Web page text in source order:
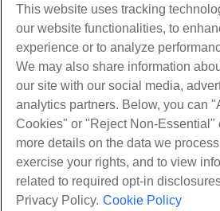
Produtos
Hospedagem na web
Hospedagem Empresarial
Revendedor com etiqueta em branco
Linux gerenciado VPS
Serviços
Migrações de sites
Comunidade
Documentação do Produto
Tutoriais
Companhia
Sobre nós
This website uses tracking
our website functionalities, to
experience or to analyze
We may also share information
our site with our social media,
analytics partners. Below, you can
Cookies" or "Reject Non-Essential"
more details on the data we
exercise your rights, and to view
related to required opt-in
Privacy Policy. Cookie Policy